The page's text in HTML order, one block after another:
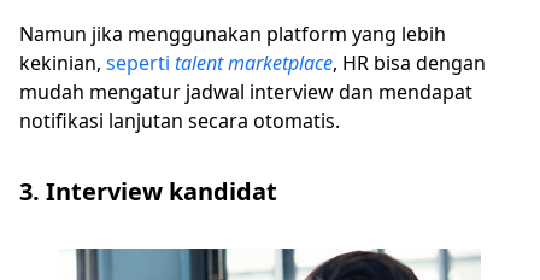
Namun jika menggunakan platform yang lebih
kekinian, seperti talent marketplace, HR bisa dengan
mudah mengatur jadwal interview dan mendapat
notifikasi lanjutan secara otomatis.
3. Interview kandidat